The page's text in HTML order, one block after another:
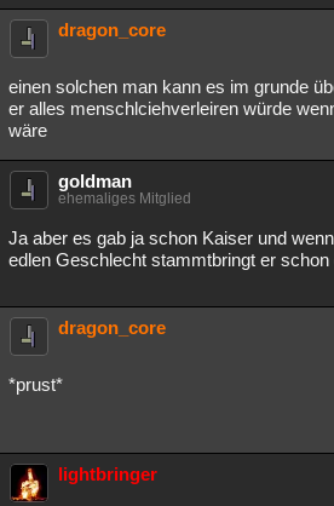
dragon_core
einen solchen man kann es im grunde
er alles menschlciehverleiren würde
wäre
goldman
ehemaliges Mitglied
Ja aber es gab ja schon Kaiser und
edlen Geschlecht stammtbringt er
dragon_core
*prust*
lightbringer